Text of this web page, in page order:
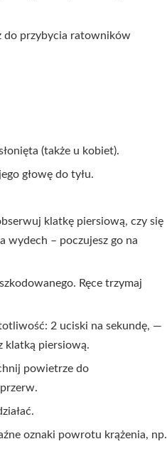
do przybycia ratowników
(także u kobiet).
głowę do tyłu.
klatkę piersiową, czy się
wydech – poczujesz go na
Ręce trzymaj
2 uciski na sekundę, —
klatką piersiową.
powietrze do
oznaki powrotu krążenia, np.